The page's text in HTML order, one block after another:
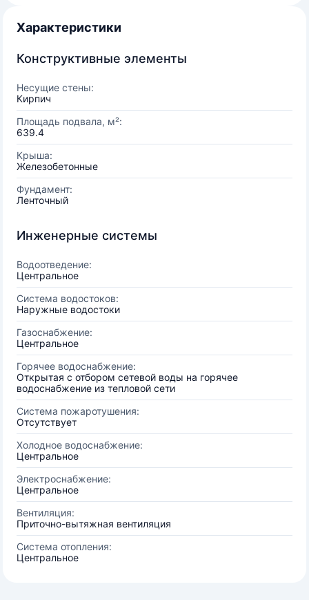
Характеристики
Конструктивные элементы
Несущие стены:
Кирпич
Площадь подвала, м²:
639.4
Крыша:
Железобетонные
Фундамент:
Ленточный
Инженерные системы
Водоотведение:
Центральное
Система водостоков:
Наружные водостоки
Газоснабжение:
Центральное
Горячее водоснабжение:
Открытая с отбором сетевой воды на горячее
водоснабжение из тепловой сети
Система пожаротушения:
Отсутствует
Холодное водоснабжение:
Центральное
Электроснабжение:
Центральное
Вентиляция:
Приточно-вытяжная вентиляция
Система отопления:
Центральное